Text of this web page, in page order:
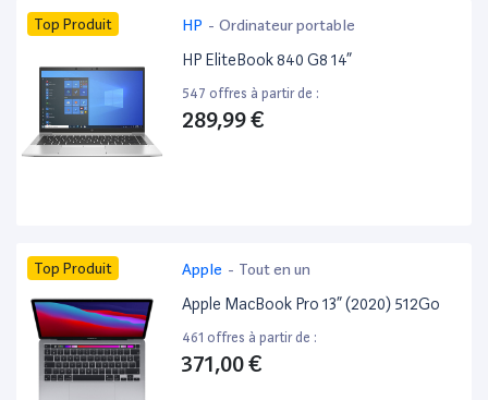
Top Produit HP - Ordinateur portable
HP EliteBook 840 G8 14”
547 offres à partir de :
289,99 €
Top Produit Apple - Tout en un
Apple MacBook Pro 13” (2020) 512Go
461 offres à partir de :
371,00 €